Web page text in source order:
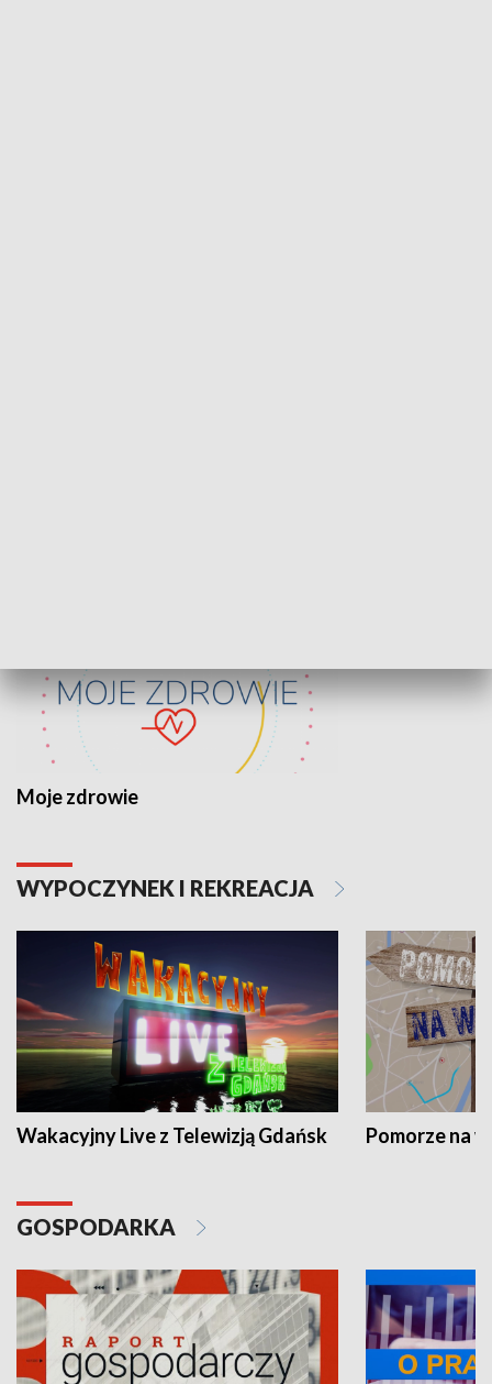
Moje zdrowie
WYPOCZYNEK I REKREACJA
Wakacyjny Live z Telewizją Gdańsk Pomorze na
GOSPODARKA